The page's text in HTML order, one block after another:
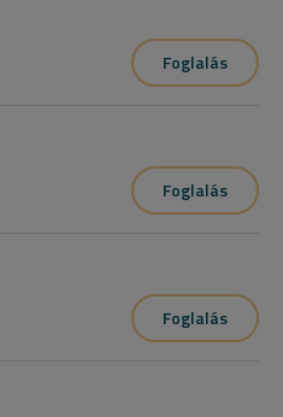
Foglalás
Foglalás
Foglalás